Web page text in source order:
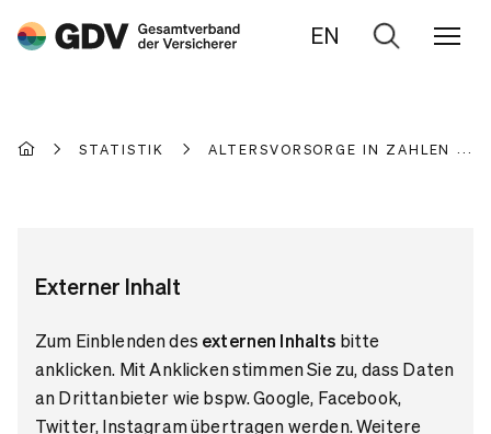
EN
Zur
STATISTIK ALTERSVORSORGE IN ZAHLEN
Externer Inhalt
Zum Einblenden des externen Inhalts bitte
anklicken. Mit Anklicken stimmen Sie zu, dass Daten
an Drittanbieter wie bspw. Google, Facebook,
Twitter, Instagram übertragen werden. Weitere